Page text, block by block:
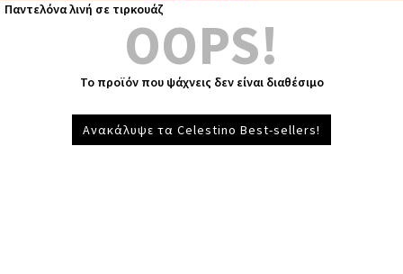
Παντελόνα λινή σε τιρκουάζ
OOPS!
Το προϊόν που ψάχνεις δεν είναι διαθέσιμο
Ανακάλυψε τα Celestino Best-sellers!